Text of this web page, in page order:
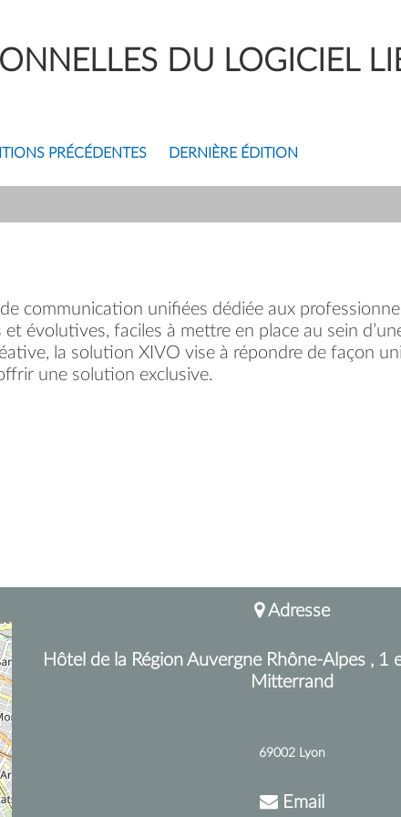
DU LOGICIEL
PRÉCÉDENTES DERNIÈRE ÉDITION
communication unifiées dédiée aux
évolutives, faciles à mettre en place au sein
la solution XIVO vise à répondre de façon
une solution exclusive.
Adresse
Hôtel de la Région Auvergne Rhône-Alpes , 1
Mitterrand
69002 Lyon
Email